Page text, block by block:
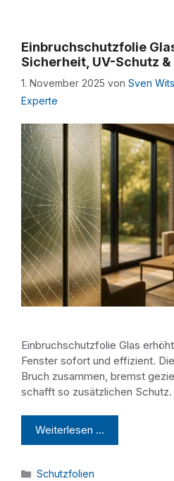
Einbruchschutzfolie
Sicherheit, UV-Schutz
1. November 2025 von Sven
Experte
Einbruchschutzfolie Glas
Fenster sofort und effizient.
Bruch zusammen, bremst
schafft so zusätzlichen
Weiterlesen …
Kategorien
Schutzfolien